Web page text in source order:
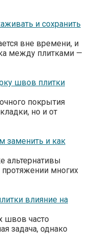
и сохранить
вне времени, и
между плитками —
швов плитки
покрытия
но и от
заменить и как
альтернативы
протяжении многих
влияние на
швов часто
задача, однако